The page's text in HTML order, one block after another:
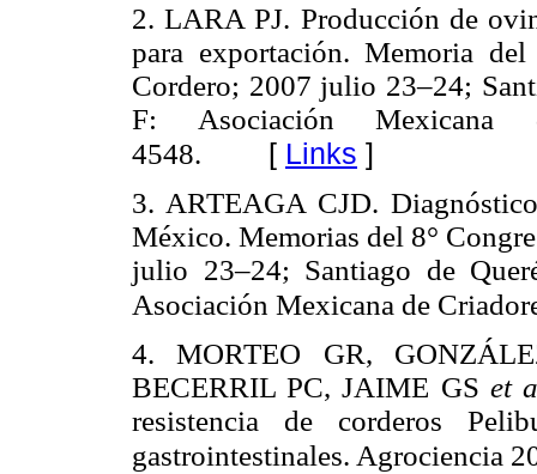
2. LARA PJ. Producción de
para exportación. Memoria
Cordero; 2007 julio 23–24;
F: Asociación
4548. [ Links ]
3. ARTEAGA CJD.
México. Memorias del 8°
julio 23–24; Santiago de
Asociación Mexicana de
4. MORTEO GR,
BECERRIL PC, JAIME GS et
resistencia de corderos
gastrointestinales. Agrociencia